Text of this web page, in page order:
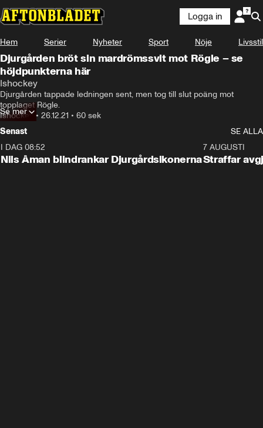
Logga in
Hem Serier Nyheter Sport Nöje Livsstil
Djurgården bröt sin mardrömssvit mot Rögle – se
höjdpunkterna här
Ishockey
Djurgården tappade ledningen sent, men tog till slut poäng mot
topplaget Rögle.
Ishockey• 26.12.21 • 60 sek
Se mer
Senast
SE ALLA
I DAG 08:52
Nils Åman blindrankar Djurgårdsikonerna
7 AUGUSTI
Straffar